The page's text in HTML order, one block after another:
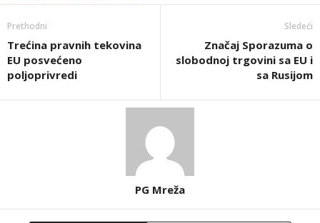
Prethodni
Trećina pravnih tekovina
EU posvećeno
poljoprivredi
Sledeći
Značaj Sporazuma o
slobodnoj trgovini sa EU i
sa Rusijom
PG Mreža